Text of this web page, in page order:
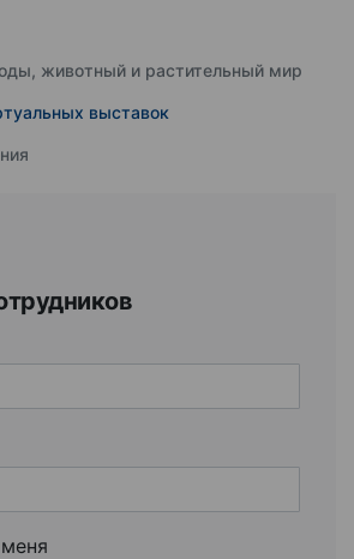
животный и растительный мир
выставок